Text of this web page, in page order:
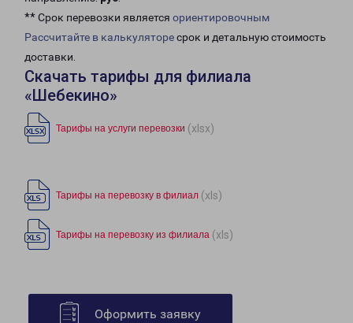
** Срок перевозки является ориентировочным
Рассчитайте в калькуляторесрок и детальную стоимость
доставки.
Скачать тарифы для филиала
«Шебекино»
Тарифы на услуги перевозки (xlsx)
Тарифы на перевозку в филиал (xls)
Тарифы на перевозку из филиала (xls)
Оформить заявку